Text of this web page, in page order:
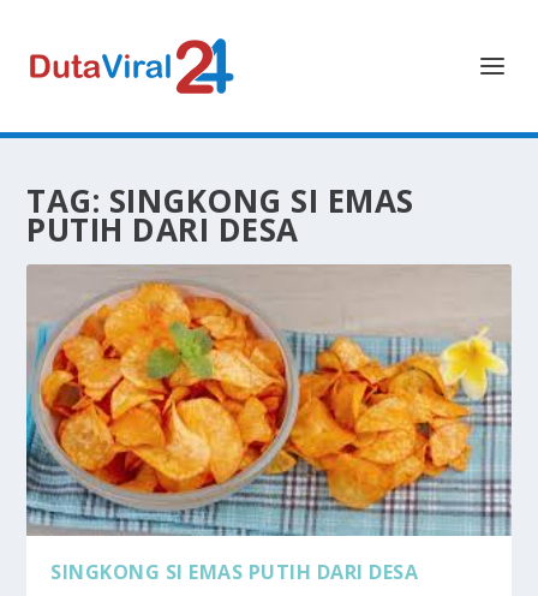
TAG: SINGKONG SI EMAS
PUTIH DARI DESA
SINGKONG SI EMAS PUTIH DARI DESA